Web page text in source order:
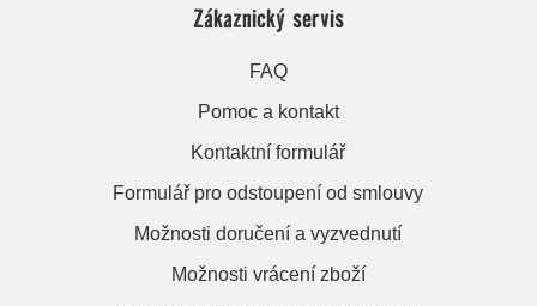
Zákaznický servis
FAQ
Pomoc a kontakt
Kontaktní formulář
Formulář pro odstoupení od smlouvy
Možnosti doručení a vyzvednutí
Možnosti vrácení zboží